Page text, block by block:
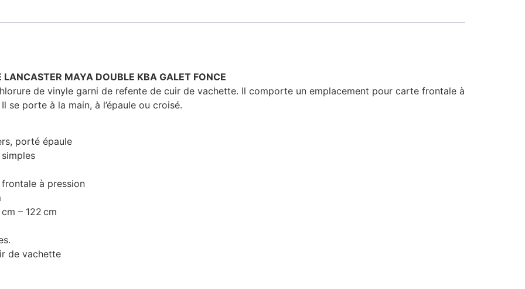
MAYA DOUBLE KBA GALET FONCE
de vinyle garni de refente de cuir de vachette. Il comporte un emplacement pour carte frontale à
se porte à la main, à l’épaule ou croisé.
porté épaule
à pression
cm – 122 cm
de vachette